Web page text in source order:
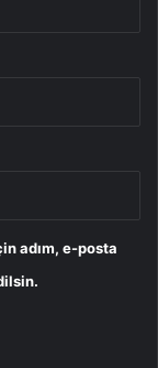
adım, e-posta